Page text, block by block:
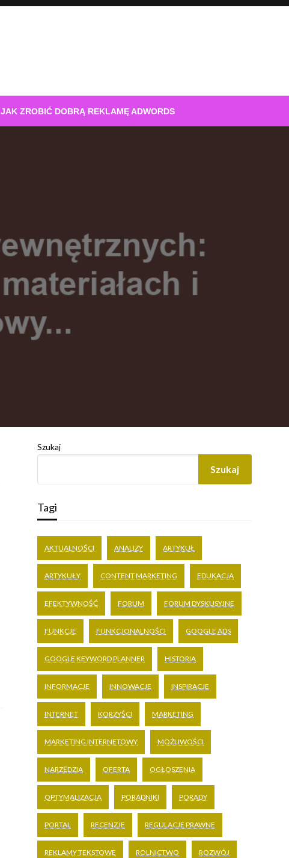
JAK ZROBIĆ DOBRĄ REKLAMĘ ADWORDS
Szukaj
Szukaj
Tagi
AKTUALNOŚCI ANALIZY ARTYKUŁ
ARTYKUŁY CONTENT MARKETING EDUKACJA
EFEKTYWNOŚĆ FORUM FORUM DYSKUSYJNE
FUNKCJE FUNKCJONALNOŚCI GOOGLE ADS
GOOGLE KEYWORD PLANNER HISTORIA
INFORMACJE INNOWACJE INSPIRACJE
INTERNET KORZYŚCI MARKETING
MARKETING INTERNETOWY MOŻLIWOŚCI
NARZĘDZIA OFERTA OGŁOSZENIA
OPTYMALIZACJA PORADNIKI PORADY
PORTAL RECENZJE REGULACJE PRAWNE
REKLAMY TEKSTOWE ROLNICTWO ROZWÓJ